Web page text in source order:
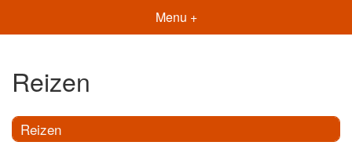
Menu +
Reizen
Reizen